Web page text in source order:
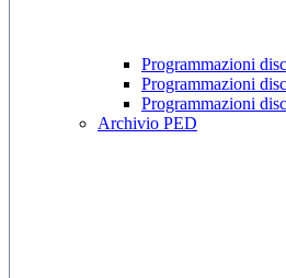
Programmazioni
Programmazioni
Programmazioni
Archivio PED